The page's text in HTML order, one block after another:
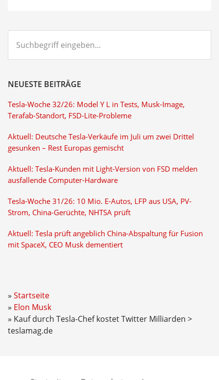
eingeben...
NEUESTE BEITRÄGE
Tesla-Woche 32/26: Model Y L in Tests, Musk-Image,
Terafab-Standort, FSD-Lite-Probleme
Aktuell: Deutsche Tesla-Verkäufe im Juli um zwei Drittel
gesunken – Rest Europas gemischt
Aktuell: Tesla-Kunden mit Light-Version von FSD melden
ausfallende Computer-Hardware
Tesla-Woche 31/26: 10 Mio. E-Autos, LFP aus USA, PV-
Strom, China-Gerüchte, NHTSA prüft
Aktuell: Tesla prüft angeblich China-Abspaltung für Fusion
mit SpaceX, CEO Musk dementiert
Startseite
Elon Musk
Kauf durch Tesla-Chef kostet Twitter Milliarden >
teslamag.de